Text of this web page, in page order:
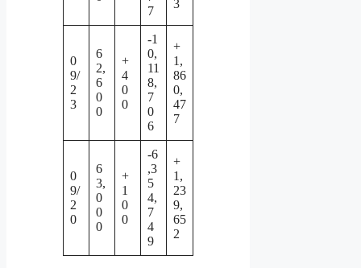
7
3
0
9/
2
3
6
2,
6
0
0
+
4
0
0
-1
0,
11
8,
7
0
6
+
1,
86
0,
47
7
0
9/
2
0
6
3,
0
0
0
+
1
0
0
-6
,3
5
4,
7
4
9
+
1,
23
9,
65
2